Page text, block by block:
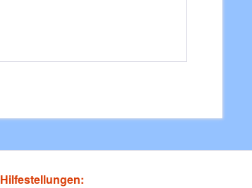
Hilfestellungen: